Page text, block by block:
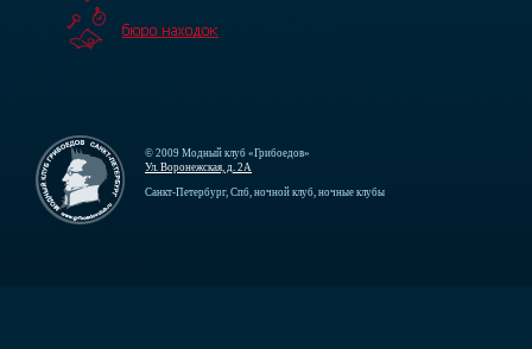
© 2009 Модный клуб «Грибоедов»
Ул. Воронежская, д. 2А
Санкт-Петербург, Спб, ночной клуб, ночные клубы